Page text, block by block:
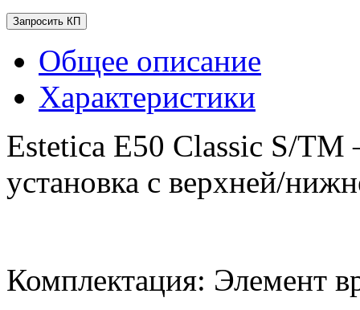
Запросить КП
Общее описание
Характеристики
Estetica E50 Classic S/TM
установка с верхней/
Комплектация: Элемент